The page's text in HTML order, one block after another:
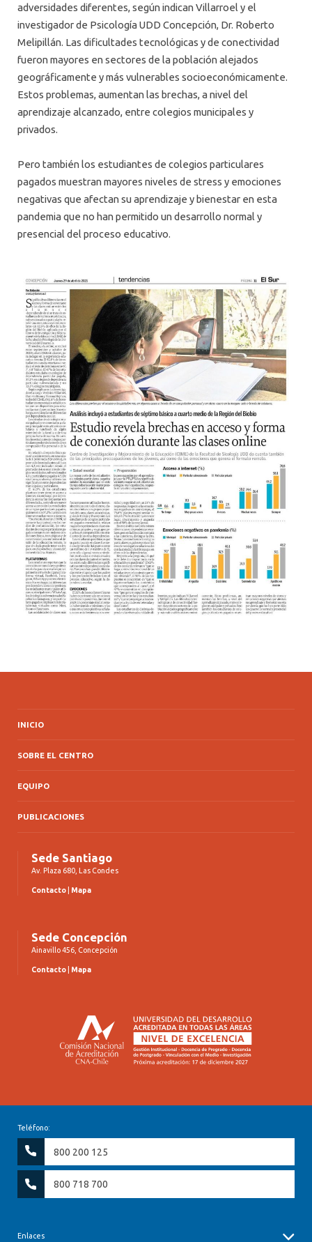
adversidades diferentes, según indican Villarroel y el
investigador de Psicología UDD Concepción, Dr. Roberto
Melipillán. Las dificultades tecnológicas y de conectividad
fueron mayores en sectores de la población alejados
geográficamente y más vulnerables socioeconómicamente.
Estos problemas, aumentan las brechas, a nivel del
aprendizaje alcanzado, entre colegios municipales y
privados.
Pero también los estudiantes de colegios particulares
pagados muestran mayores niveles de stress y emociones
negativas que afectan su aprendizaje y bienestar en esta
pandemia que no han permitido un desarrollo normal y
presencial del proceso educativo.
INICIO
SOBRE EL CENTRO
EQUIPO
PUBLICACIONES
Sede Santiago
Av. Plaza 680, Las Condes
Contacto Mapa
Sede Concepción
Ainavillo 456, Concepción
Contacto Mapa
Teléfono:
800 200 125
800 718 700
Enlaces